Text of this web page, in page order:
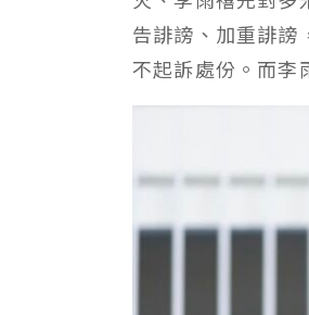
告誹謗、加重誹謗
不起訴處份。而李